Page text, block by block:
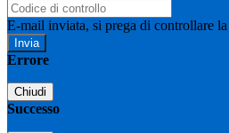
E-mail inviata, si prega di controllare
Errore
Chiudi
Successo